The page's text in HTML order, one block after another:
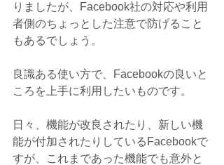
りましたが、Facebook社の対応や利用
者側のちょっとした注意で防げること
もあるでしょう。
良識ある使い方で、Facebookの良いと
ころを上手に利用したいものです。
日々、機能が改良されたり、新しい機
能が付加されたりしているFacebookで
すが、これまであった機能でも意外と